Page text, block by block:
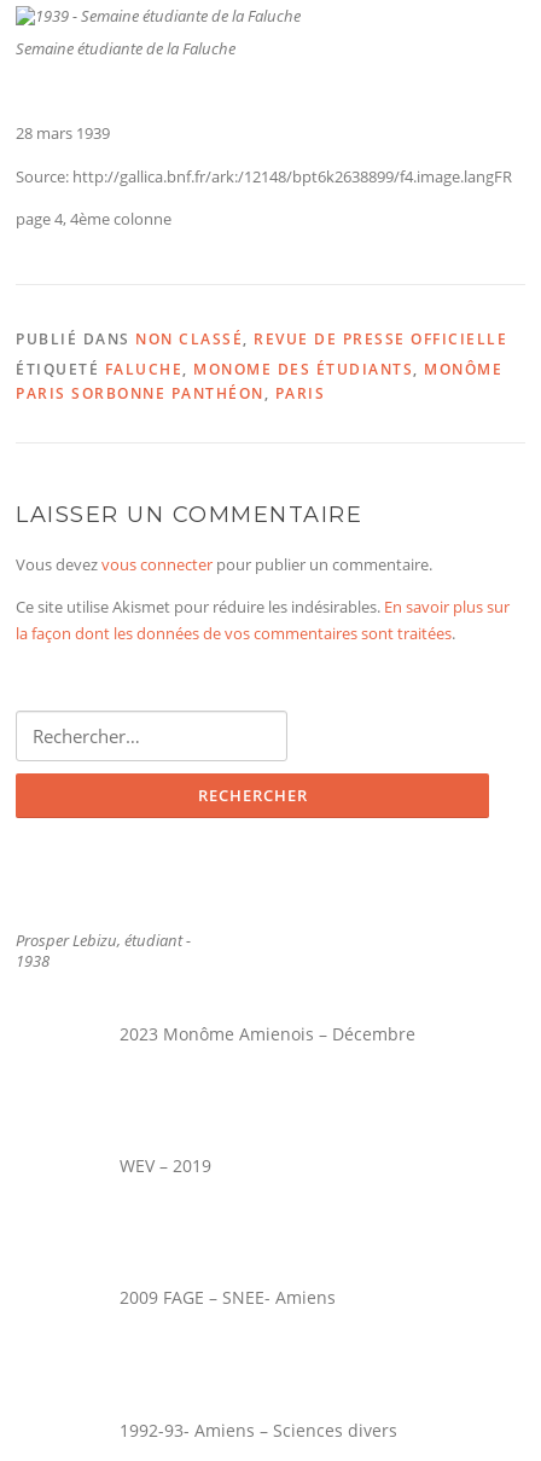
Semaine étudiante de la Faluche
28 mars 1939
Source: http://gallica.bnf.fr/ark:/12148/bpt6k2638899/f4.image.langFR
page 4, 4ème colonne
PUBLIÉ DANS NON CLASSÉ, REVUE DE PRESSE OFFICIELLE
ÉTIQUETÉ FALUCHE, MONOME DES ÉTUDIANTS, MONÔME
PARIS SORBONNE PANTHÉON, PARIS
LAISSER UN COMMENTAIRE
Vous devezvous connecter pour publier un commentaire.
Ce site utilise Akismet pour réduire les indésirables. En savoir plus sur
la façon dont les données de vos commentaires sont traitées.
Prosper Lebizu, étudiant -
1938
2023 Monôme Amienois – Décembre
WEV – 2019
2009 FAGE – SNEE- Amiens
1992-93- Amiens – Sciences divers